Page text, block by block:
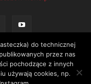
Regulamin portalu
do technicznej
przez nas
pochodzące z innych
używają cookies, np.